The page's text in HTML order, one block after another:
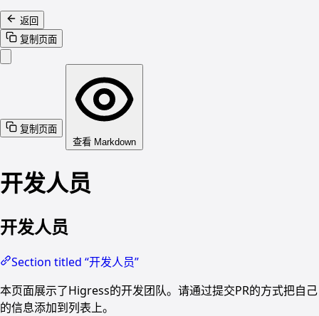
返回
复制页面
复制页面
查看 Markdown
开发人员
开发人员
Section titled “开发人员”
本页面展示了Higress的开发团队。请通过提交PR的方式把自己
的信息添加到列表上。